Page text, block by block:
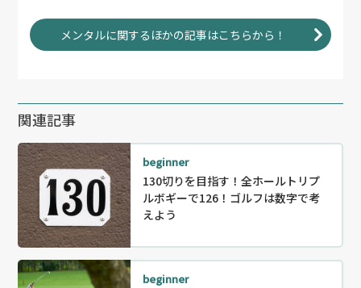
メンタルに関するほかの記事はこちらから！
関連記事
beginner
130切りを目指す！全ホールトリプ
ルボギーで126！ゴルフは数字で考
えよう
beginner